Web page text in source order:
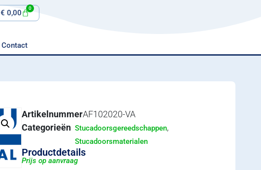
€ 0,00
0
Contact
ArtikelnummerAF102020-VA
Categorieën Stucadoorsgereedschappen,
Stucadoorsmaterialen
Productdetails
Prijs op aanvraag